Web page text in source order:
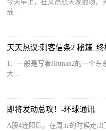
今天早上，在文昌航天发射场，
载...
天天热议:刺客信条2 秘籍_
1、一般是写着Hitman2的一个
大...
即将发动总攻！-环球通讯
A股4连阳后，在周五的时候走出